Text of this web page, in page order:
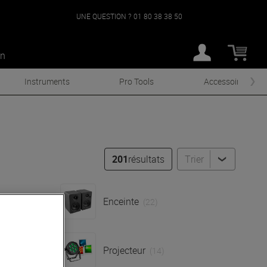
UNE QUESTION ? 01 80 38 38 50
Instruments Pro Tools Accessoires
201résultats Trier
Enceinte (22)
Projecteur (14)